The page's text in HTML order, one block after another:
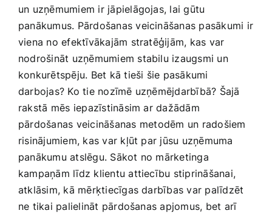
Mājražotājiem
Mājsaimniecības preces
Mēbeles un interjers
Medicīnas preces
Mobilie telefoni, planšetdatori
un uzņēmumiem ir jāpielāgojas, lai gūtu
panākumus. ‌Pārdošanas veicināšanas pasākumi ir
viena no efektīvākajām stratēģijām, kas var
nodrošināt uzņēmumiem stabilu izaugsmi un ​
konkurētspēju. Bet kā‍ tieši šie pasākumi
darbojas? Ko tie nozīmē uzņēmējdarbībā? Šajā⁢
rakstā mēs⁤ iepazīstināsim ar dažādām
pārdošanas veicināšanas⁤ metodēm un radošiem
risinājumiem, kas var kļūt par jūsu uzņēmuma
panākumu‍ atslēgu. Sākot no mārketinga
kampaņām līdz klientu attiecību stiprināšanai,​
atklāsim, kā mērķtiecīgas darbības var palīdzēt
ne tikai palielināt pārdošanas apjomus, bet ​arī